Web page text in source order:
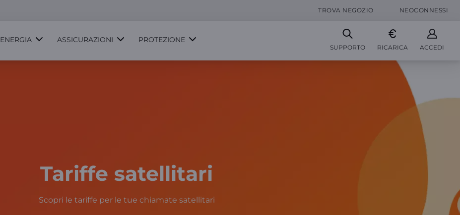
TROVA NEGOZIO NEOCONNESSI
ENERGIA ASSICURAZIONI PROTEZIONE
SUPPORTO RICARICA ACCEDI
Tariffe satellitari
Scopri le tariffe per le tue chiamate satellitari